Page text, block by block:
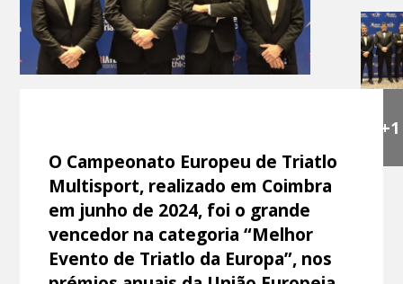
+1
O Campeonato Europeu de Triatlo
Multisport, realizado em Coimbra
em junho de 2024, foi o grande
vencedor na categoria “Melhor
Evento de Triatlo da Europa”, nos